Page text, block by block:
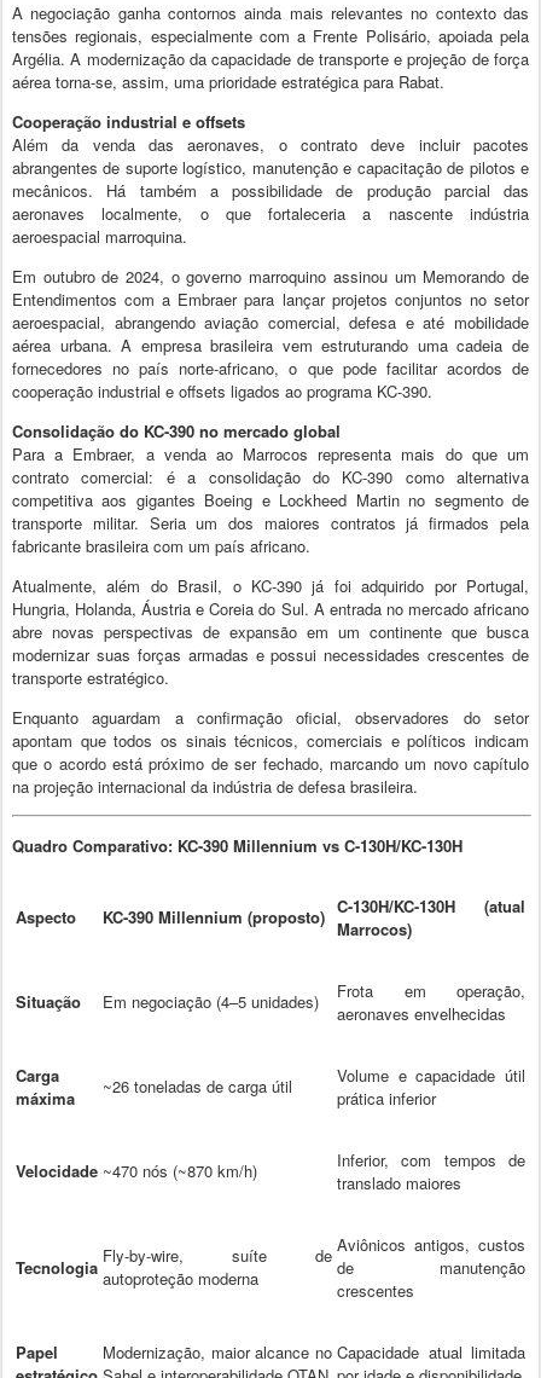
A negociação ganha contornos ainda mais relevantes no contexto das
tensões regionais, especialmente com a Frente Polisário, apoiada pela
Argélia. A modernização da capacidade de transporte e projeção de força
aérea torna-se, assim, uma prioridade estratégica para Rabat.
Cooperação industrial e offsets
Além da venda das aeronaves, o contrato deve incluir pacotes
abrangentes de suporte logístico, manutenção e capacitação de pilotos e
mecânicos. Há também a possibilidade de produção parcial das
aeronaves localmente, o que fortaleceria a nascente indústria
aeroespacial marroquina.
Em outubro de 2024, o governo marroquino assinou um Memorando de
Entendimentos com a Embraer para lançar projetos conjuntos no setor
aeroespacial, abrangendo aviação comercial, defesa e até mobilidade
aérea urbana. A empresa brasileira vem estruturando uma cadeia de
fornecedores no país norte-africano, o que pode facilitar acordos de
cooperação industrial e offsets ligados ao programa KC-390.
Consolidação do KC-390 no mercado global
Para a Embraer, a venda ao Marrocos representa mais do que um
contrato comercial: é a consolidação do KC-390 como alternativa
competitiva aos gigantes Boeing e Lockheed Martin no segmento de
transporte militar. Seria um dos maiores contratos já firmados pela
fabricante brasileira com um país africano.
Atualmente, além do Brasil, o KC-390 já foi adquirido por Portugal,
Hungria, Holanda, Áustria e Coreia do Sul. A entrada no mercado africano
abre novas perspectivas de expansão em um continente que busca
modernizar suas forças armadas e possui necessidades crescentes de
transporte estratégico.
Enquanto aguardam a confirmação oficial, observadores do setor
apontam que todos os sinais técnicos, comerciais e políticos indicam
que o acordo está próximo de ser fechado, marcando um novo capítulo
na projeção internacional da indústria de defesa brasileira.
Quadro Comparativo: KC-390 Millennium vs C-130H/KC-130H
Aspecto KC-390 Millennium (proposto) C-130H/KC-130H (atual
Marrocos)
Situação Em negociação (4–5 unidades)
Frota em operação,
aeronaves envelhecidas
Carga
máxima
~26 toneladas de carga útil
Volume e capacidade útil
prática inferior
Velocidade ~470 nós (~870 km/h)
Inferior, com tempos de
translado maiores
Tecnologia
Fly-by-wire, suíte de
autoproteção moderna
Aviônicos antigos, custos
de manutenção
crescentes
Papel
Modernização, maior alcance no Capacidade atual limitada